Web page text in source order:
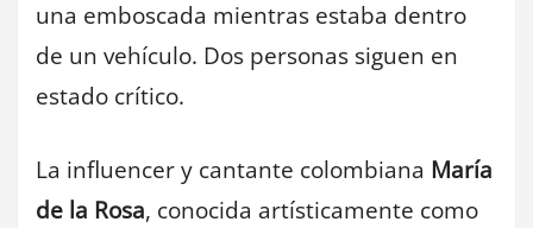
una emboscada mientras estaba dentro
de un vehículo. Dos personas siguen en
estado crítico.
La influencer y cantante colombiana María
de la Rosa, conocida artísticamente como